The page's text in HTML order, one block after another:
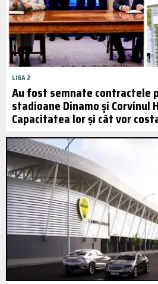
LIGA 2
Au fost semnate contractele
stadioane Dinamo și Corvinul
Capacitatea lor și cât vor